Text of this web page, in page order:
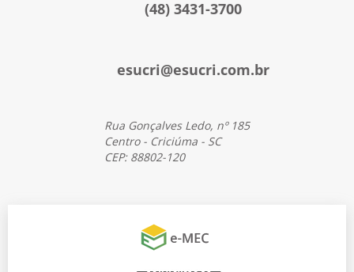
(48) 3431-3700
esucri@esucri.com.br
Rua Gonçalves Ledo, nº 185
Centro - Criciúma - SC
CEP: 88802-120